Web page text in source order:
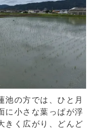
池の方では、ひと月
に小さな葉っぱが浮
きく広がり、どんど